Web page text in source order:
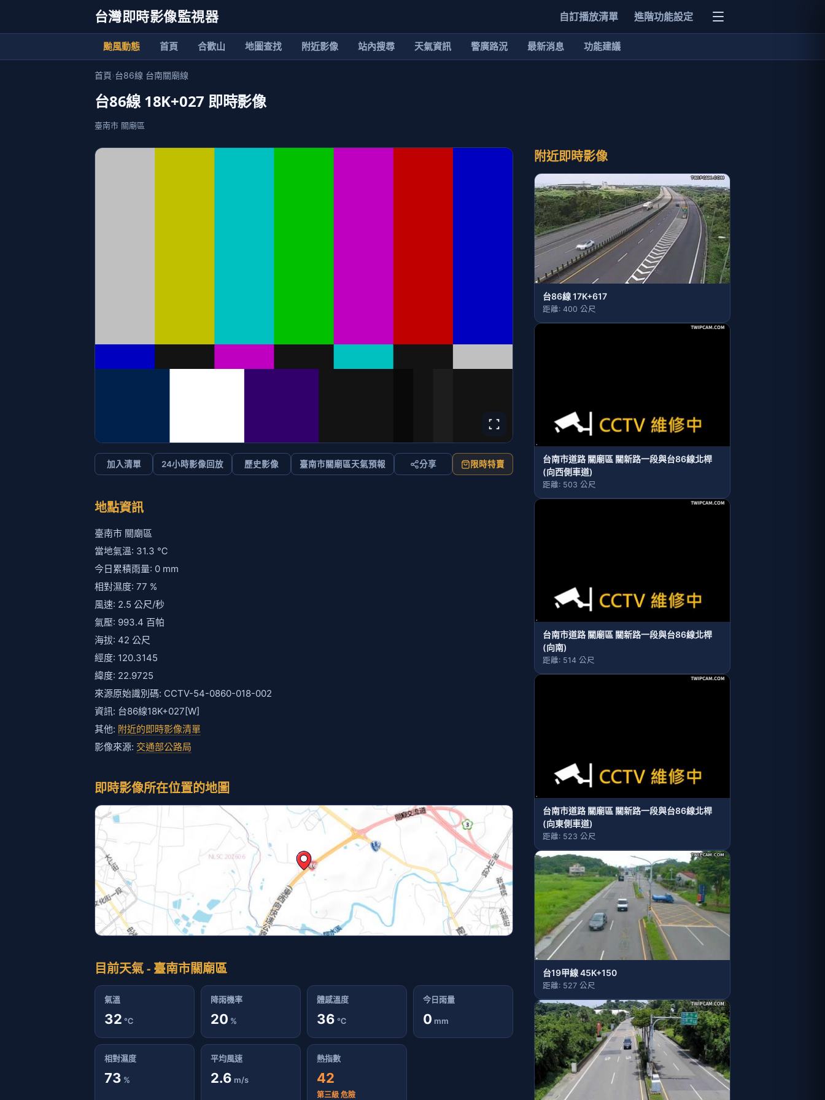
台灣即時影像監視器 自訂播放清單 進階功能設定
颱風動態 首頁 合歡山 地圖查找 附近影像 站內搜尋 天氣資訊 警廣路況 最新消息 功能建議
首頁›台86線 台南關廟線
台86線 18K+027 即時影像
臺南市 關廟區
加入清單 24小時影像回放 歷史影像 臺南市關廟區天氣預報 分享 限時特賣
地點資訊
臺南市 關廟區
當地氣溫: 31.3 ℃
今日累積雨量: 0 mm
相對濕度: 77 %
風速: 2.5 公尺/秒
氣壓: 993.4 百帕
海拔: 42 公尺
經度: 120.3145
緯度: 22.9725
來源原始識別碼: CCTV-54-0860-018-002
資訊: 台86線18K+027[W]
其他: 附近的即時影像清單
影像來源: 交通部公路局
即時影像所在位置的地圖
目前天氣 - 臺南市關廟區
氣溫
32 ℃
降雨機率
20 %
體感溫度
36 ℃
今日雨量
0 mm
相對濕度
73 %
平均風速
2.6 m/s
熱指數
42
第三級 危險
附近即時影像
台86線 17K+617
距離: 400 公尺
台南市道路 關廟區 關新路一段與台86線北桿
(向西側車道)
距離: 503 公尺
台南市道路 關廟區 關新路一段與台86線北桿
(向南)
距離: 514 公尺
台南市道路 關廟區 關新路一段與台86線北桿
(向東側車道)
距離: 523 公尺
台19甲線 45K+150
距離: 527 公尺